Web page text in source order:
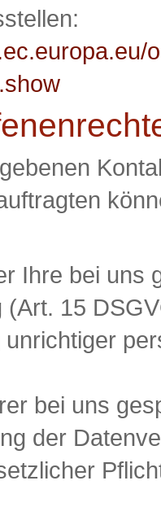
Ihre bei uns
(Art. 15
unrichtiger
bei uns
der